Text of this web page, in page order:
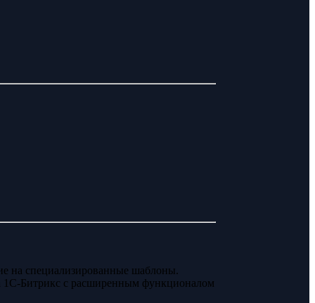
на специализированные шаблоны.
1С-Битрикс с расширенным функционалом